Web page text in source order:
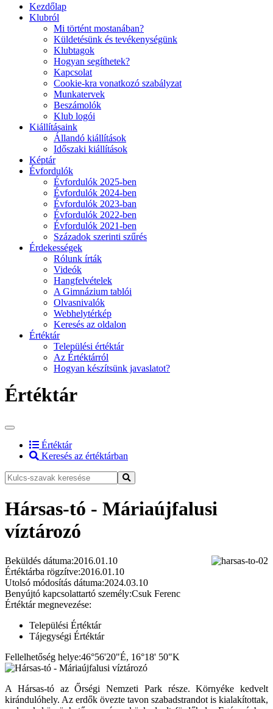
Kezdőlap
Klubról
Mi történt mostanában?
Küldetésünk és tevékenységünk
Klubtagok
Hogyan segíthetek?
Kapcsolat
Cookie-kra vonatkozó szabályzat
Munkatervek
Beszámolók
Klub logói
Kiállításaink
Állandó kiállítások
Időszaki kiállítások
Képtár
Évfordulók
Évfordulók 2025-ben
Évfordulók 2024-ben
Évfordulók 2023-ban
Évfordulók 2022-ben
Évfordulók 2021-ben
Századok szerinti szűrés
Érdekességek
Rólunk írták
Videók
Hangfelvételek
A Gimnázium tablói
Olvasnivalók
Webhelytérkép
Keresés az oldalon
Értéktár
Települési értéktár
Az Értéktárról
Hogyan készítsünk javaslatot?
Értéktár
Értéktár
Keresés az értéktárban
Hársas-tó - Máriaújfalusi
víztározó
Beküldés dátuma:2016.01.10
Értéktárba rögzítve:2016.01.10
Utolsó módosítás dátuma:2024.03.10
Benyújtó kapcsolattartó személy:Csuk Ferenc
Értéktár megnevezése:
Települési Értéktár
Tájegységi Értéktár
Fellelhetőség helye:46°56'20"É, 16°18' 50"K
A Hársas-tó az Őrségi Nemzeti Park része. Környéke kedvelt
kirándulóhely. Az erdők övezte tavon szabadstrandot is kialakítottak,